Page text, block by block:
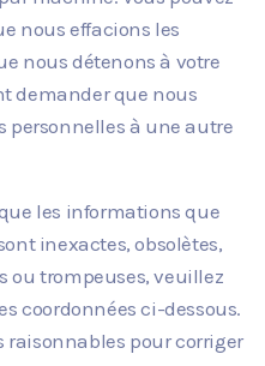
nous effacions les
nous détenons à votre
demander que nous
personnelles à une autre
les informations que
inexactes, obsolètes,
ou trompeuses, veuillez
coordonnées ci-dessous.
raisonnables pour corriger